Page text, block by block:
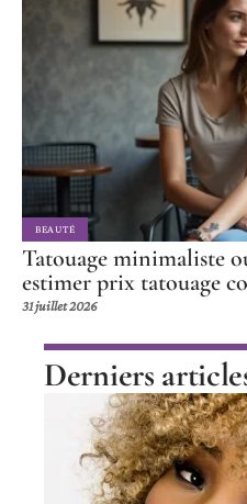
BEAUTÉ
Tatouage minimaliste
estimer prix tatouage
31 juillet 2026
Derniers